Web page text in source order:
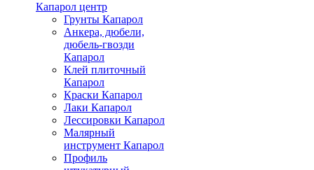
Капарол центр
Грунты Капарол
Анкера, дюбели,
дюбель-гвозди
Капарол
Клей плиточный
Капарол
Краски Капарол
Лаки Капарол
Лессировки Капарол
Малярный
инструмент Капарол
Профиль